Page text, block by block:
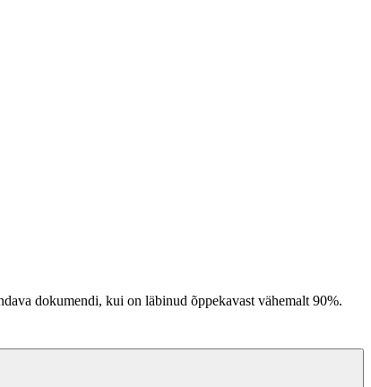
dokumendi, kui on läbinud õppekavast vähemalt 90%.